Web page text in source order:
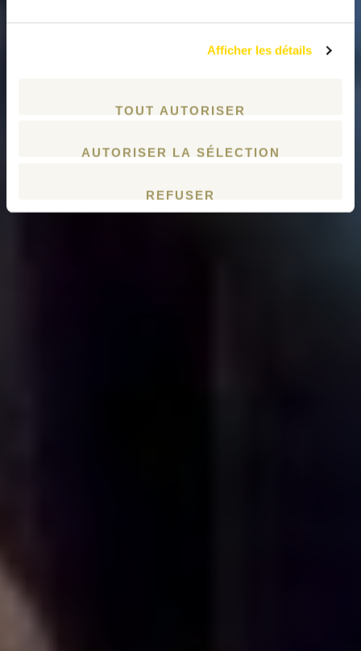
Afficher les détails
TOUT AUTORISER
AUTORISER LA SÉLECTION
REFUSER